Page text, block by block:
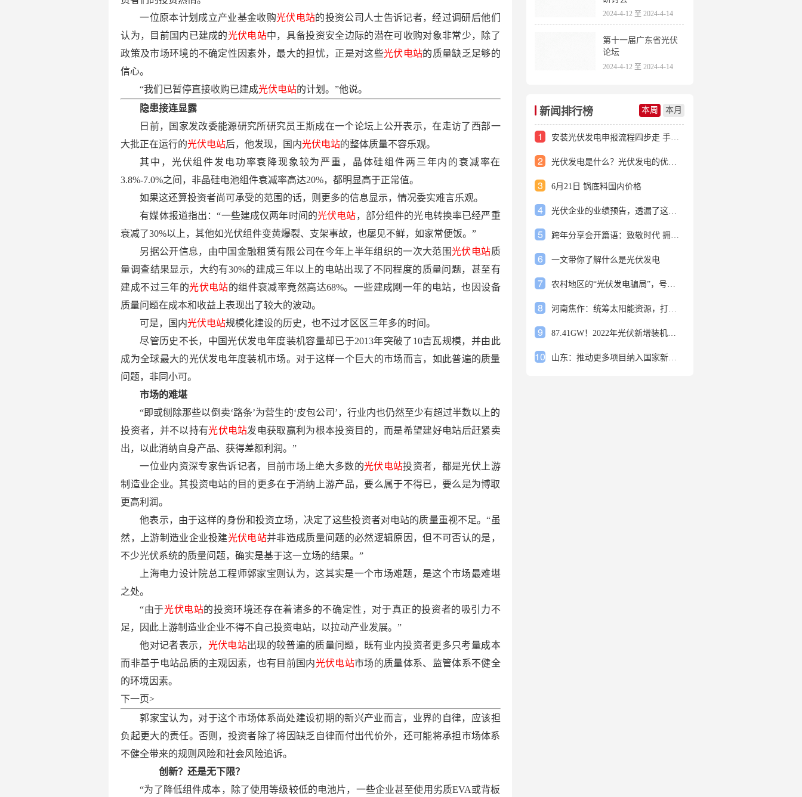
一位原本计划成立产业基金收购光伏电站的投资公司人士告诉记者，经过调研后他们
认为，目前国内已建成的光伏电站中，具备投资安全边际的潜在可收购对象非常少，除了
政策及市场环境的不确定性因素外，最大的担忧，正是对这些光伏电站的质量缺乏足够的
信心。
“我们已暂停直接收购已建成光伏电站的计划。”他说。
隐患接连显露
日前，国家发改委能源研究所研究员王斯成在一个论坛上公开表示，在走访了西部一
大批正在运行的光伏电站后，他发现，国内光伏电站的整体质量不容乐观。
其中，光伏组件发电功率衰降现象较为严重，晶体硅组件两三年内的衰减率在
3.8%-7.0%之间，非晶硅电池组件衰减率高达20%，都明显高于正常值。
如果这还算投资者尚可承受的范围的话，则更多的信息显示，情况委实难言乐观。
有媒体报道指出：“一些建成仅两年时间的光伏电站，部分组件的光电转换率已经严重
衰减了30%以上，其他如光伏组件变黄爆裂、支架事故，也屡见不鲜，如家常便饭。”
另据公开信息，由中国金融租赁有限公司在今年上半年组织的一次大范围光伏电站质
量调查结果显示，大约有30%的建成三年以上的电站出现了不同程度的质量问题，甚至有
建成不过三年的光伏电站的组件衰减率竟然高达68%。一些建成刚一年的电站，也因设备
质量问题在成本和收益上表现出了较大的波动。
可是，国内光伏电站规模化建设的历史，也不过才区区三年多的时间。
尽管历史不长，中国光伏发电年度装机容量却已于2013年突破了10吉瓦规模，并由此
成为全球最大的光伏发电年度装机市场。对于这样一个巨大的市场而言，如此普遍的质量
问题，非同小可。
市场的难堪
“即或刨除那些以倒卖‘路条’为营生的‘皮包公司’，行业内也仍然至少有超过半数以上的
投资者，并不以持有光伏电站发电获取赢利为根本投资目的，而是希望建好电站后赶紧卖
出，以此消纳自身产品、获得差额利润。”
一位业内资深专家告诉记者，目前市场上绝大多数的光伏电站投资者，都是光伏上游
制造业企业。其投资电站的目的更多在于消纳上游产品，要么属于不得已，要么是为博取
更高利润。
他表示，由于这样的身份和投资立场，决定了这些投资者对电站的质量重视不足。“虽
然，上游制造业企业投建光伏电站并非造成质量问题的必然逻辑原因，但不可否认的是，
不少光伏系统的质量问题，确实是基于这一立场的结果。”
上海电力设计院总工程师郭家宝则认为，这其实是一个市场难题，是这个市场最难堪
之处。
“由于光伏电站的投资环境还存在着诸多的不确定性，对于真正的投资者的吸引力不
足，因此上游制造业企业不得不自己投资电站，以拉动产业发展。”
他对记者表示， 光伏电站出现的较普遍的质量问题，既有业内投资者更多只考量成本
而非基于电站品质的主观因素，也有目前国内光伏电站市场的质量体系、监管体系不健全
的环境因素。
下一页>
郭家宝认为，对于这个市场体系尚处建设初期的新兴产业而言，业界的自律，应该担
负起更大的责任。否则，投资者除了将因缺乏自律而付出代价外，还可能将承担市场体系
不健全带来的规则风险和社会风险追诉。
创新？还是无下限？
“为了降低组件成本，除了使用等级较低的电池片，一些企业甚至使用劣质EVA或背板
2024-4-12 至 2024-4-14
第十一届广东省光伏
论坛
2024-4-12 至 2024-4-14
新闻排行榜 本周 本月
1 安装光伏发电申报流程四步走 手把手教你装起光伏电站
2 光伏发电是什么？光伏发电的优缺点有哪些？
3 6月21日 锅底料国内价格
4 光伏企业的业绩预告，透漏了这些信号
5 跨年分享会开篇语：致敬时代 拥抱变革
6 一文带你了解什么是光伏发电
7 农村地区的“光伏发电骗局”，号称能用屋顶赚钱，不少人已经上当
8 河南焦作：统筹太阳能资源，打造百万千瓦级光伏基地
9 87.41GW！2022年光伏新增装机规模发布
10 山东：推动更多项目纳入国家新增风光大基地项目